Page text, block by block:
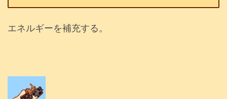
エネルギーを補充する。